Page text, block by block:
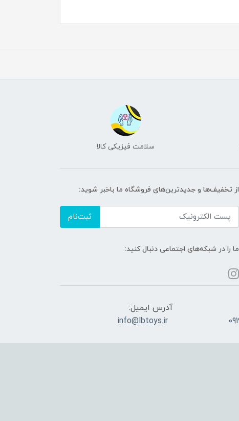
سلامت فیزیکی کالا
از تخفیف‌ها و جدیدترین‌های فروشگاه ما باخبر شوید:
ثبت‌نام
ما را در شبکه‌های اجتماعی دنبال کنید:
آدرس ایمیل:
info@lbtoys.ir